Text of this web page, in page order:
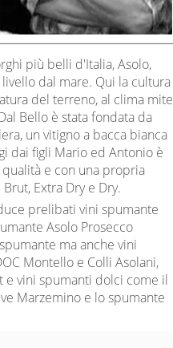
più belli d'Italia, Asolo,
dal mare. Qui la cultura
del terreno, al clima mite
Bello è stata fondata da
un vitigno a bacca bianca
dai figli Mario ed Antonio è
e con una propria
Extra Dry e Dry.
prelibati vini spumante
Asolo Prosecco
ma anche vini
Montello e Colli Asolani,
e vini spumanti dolci come il
Marzemino e lo spumante